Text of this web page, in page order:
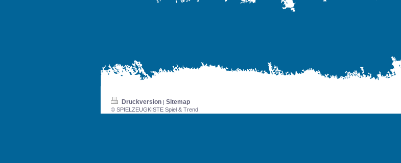
Druckversion | Sitemap
© SPIELZEUGKISTE Spiel & Trend